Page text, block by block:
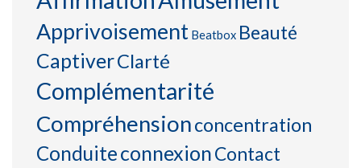
Apprivoisement Beatbox Beauté
CaptiverClarté
Complémentarité
Compréhensionconcentration
ConduiteconnexionContact